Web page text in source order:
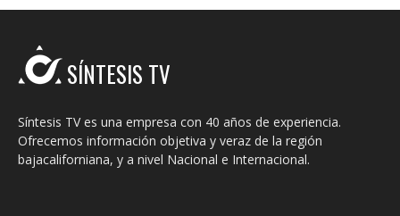
SÍNTESIS TV
Síntesis TV es una empresa con 40 años de experiencia.
Ofrecemos información objetiva y veraz de la región
bajacaliforniana, y a nivel Nacional e Internacional.